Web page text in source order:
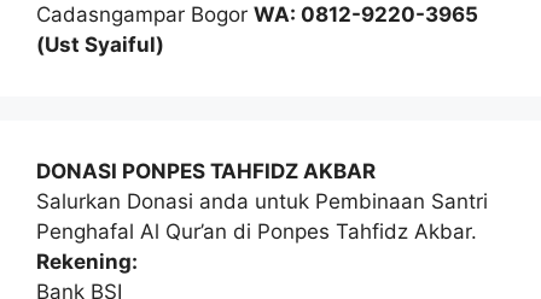
Cadasngampar Bogor WA: 0812-9220-3965
(Ust Syaiful)
DONASI PONPES TAHFIDZ AKBAR
Salurkan Donasi anda untuk Pembinaan Santri
Penghafal Al Qur’an di Ponpes Tahfidz Akbar.
Rekening:
Bank BSI